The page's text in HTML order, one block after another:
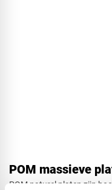
POM massieve
POM naturel platen zijn